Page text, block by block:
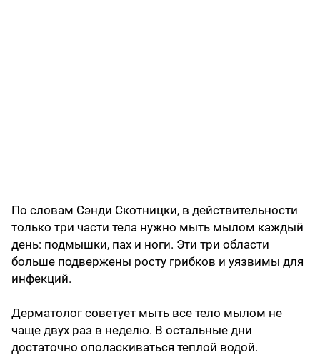
По словам Сэнди Скотницки, в действительности
только три части тела нужно мыть мылом каждый
день: подмышки, пах и ноги. Эти три области
больше подвержены росту грибков и уязвимы для
инфекций.
Дерматолог советует мыть все тело мылом не
чаще двух раз в неделю. В остальные дни
достаточно ополаскиваться теплой водой.